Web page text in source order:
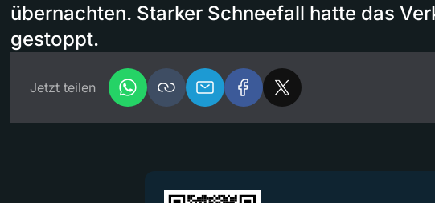
übernachten. Starker Schneefall hatte das
gestoppt.
Jetzt teilen